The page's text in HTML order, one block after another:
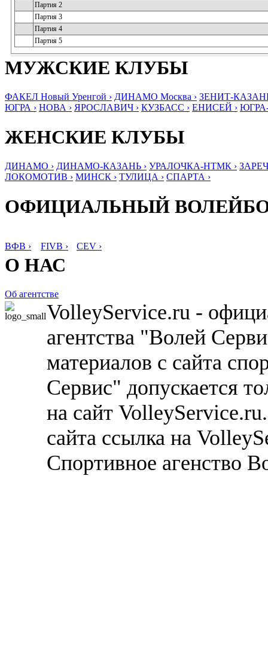
Партия 2
Партия 3
Партия 4
Партия 5
МУЖСКИЕ КЛУБЫ
ФАКЕЛ Новый Уренгой › ДИНАМО Москва › ЗЕНИТ-
ЮГРА › НОВА › ЯРОСЛАВИЧ › КУЗБАСС › ЕНИСЕЙ ›
ЖЕНСКИЕ КЛУБЫ
ДИНАМО › ДИНАМО-КАЗАНЬ › УРАЛОЧКА-НТМК ›
ЛОКОМОТИВ › МИНСК › ТУЛИЦА › СПАРТА ›
ОФИЦИАЛЬНЫЙ
ВФВ › FIVB › CEV ›
О НАС
Об агентстве
VolleyService.ru -
агентства "Волей
материалов с сайта
Сервис" допускается
на сайт
сайта ссылка на
Спортивное агенство